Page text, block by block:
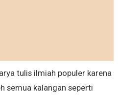
tulis ilmiah populer karena
semua kalangan seperti